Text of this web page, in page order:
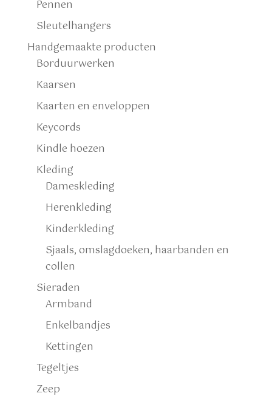
Pennen
Sleutelhangers
Handgemaakte producten
Borduurwerken
Kaarsen
Kaarten en enveloppen
Keycords
Kindle hoezen
Kleding
Dameskleding
Herenkleding
Kinderkleding
Sjaals, omslagdoeken, haarbanden en
collen
Sieraden
Armband
Enkelbandjes
Kettingen
Tegeltjes
Zeep